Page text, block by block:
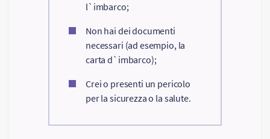
l`imbarco;
Non hai dei documenti
necessari (ad esempio, la
carta d`imbarco);
Crei o presenti un pericolo
per la sicurezza o la salute.